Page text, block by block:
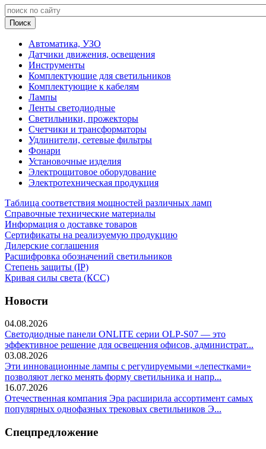
Автоматика, УЗО
Датчики движения, освещения
Инструменты
Комплектующие для светильников
Комплектующие к кабелям
Лампы
Ленты светодиодные
Светильники, прожекторы
Счетчики и трансформаторы
Удлинители, сетевые фильтры
Фонари
Установочные изделия
Электрощитовое оборудование
Электротехническая продукция
Таблица соответствия мощностей различных ламп
Справочные технические материалы
Информация о доставке товаров
Сертификаты на реализуемую продукцию
Дилерские соглашения
Расшифровка обозначений светильников
Степень защиты (IP)
Кривая силы света (КСС)
Новости
04.08.2026
Светодиодные панели ONLITE серии OLP-S07 — это
эффективное решение для освещения офисов, администрат...
03.08.2026
Эти инновационные лампы с регулируемыми «лепестками»
позволяют легко менять форму светильника и напр...
16.07.2026
Отечественная компания Эра расширила ассортимент самых
популярных однофазных трековых светильников Э...
Спецпредложение